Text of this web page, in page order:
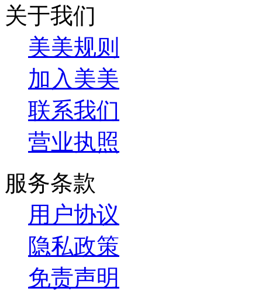
关于我们
美美规则
加入美美
联系我们
营业执照
服务条款
用户协议
隐私政策
免责声明